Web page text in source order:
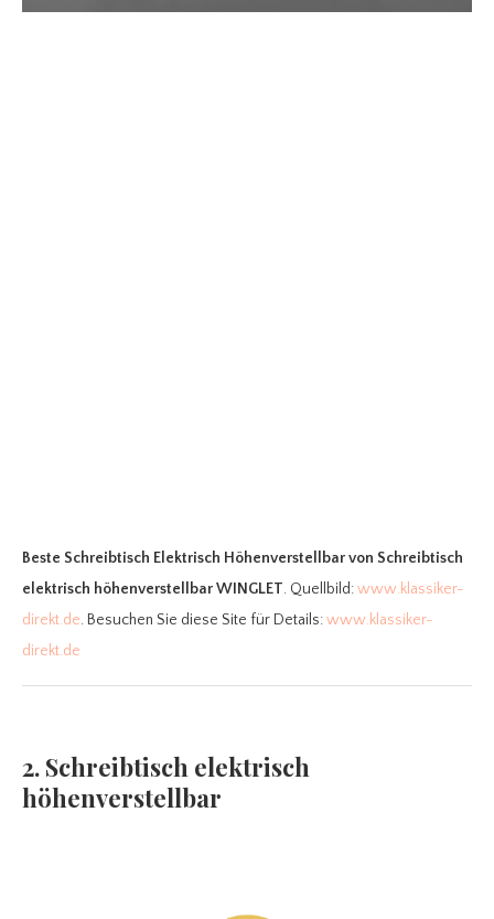
Beste Schreibtisch Elektrisch Höhenverstellbarvon Schreibtisch
elektrisch höhenverstellbar WINGLET. Quellbild:www.klassiker-
direkt.de. Besuchen Sie diese Site für Details:www.klassiker-
direkt.de
2. Schreibtisch elektrisch
höhenverstellbar